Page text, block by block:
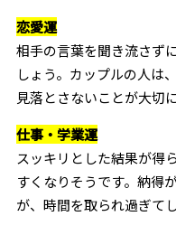
恋愛運
相手の言葉を聞き流さず
しょう。カップルの人は
見落とさないことが大切
仕事・学業運
スッキリとした結果が得
すくなりそうです。納得
が、時間を取られ過ぎて